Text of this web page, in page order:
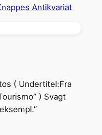
Antikvariat
( Undertitel:Fra
) Svagt